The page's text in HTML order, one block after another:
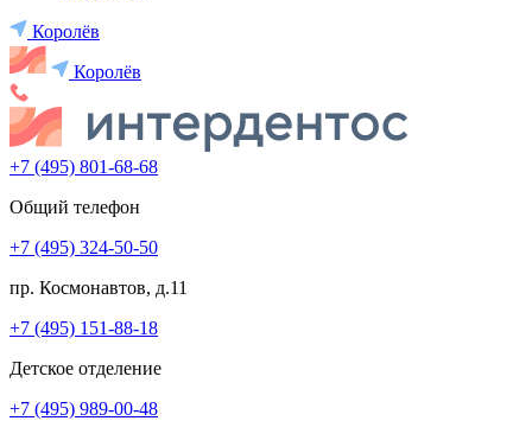
Королёв
Королёв
+7 (495) 801-68-68
Общий телефон
+7 (495) 324-50-50
пр. Космонавтов, д.11
+7 (495) 151-88-18
Детское отделение
+7 (495) 989-00-48